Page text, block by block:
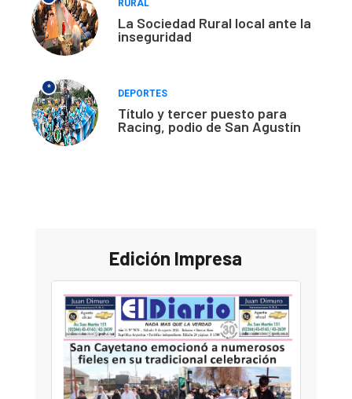
RURAL
La Sociedad Rural local ante la
inseguridad
*
DEPORTES
Título y tercer puesto para
Racing, podio de San Agustín
Edición Impresa